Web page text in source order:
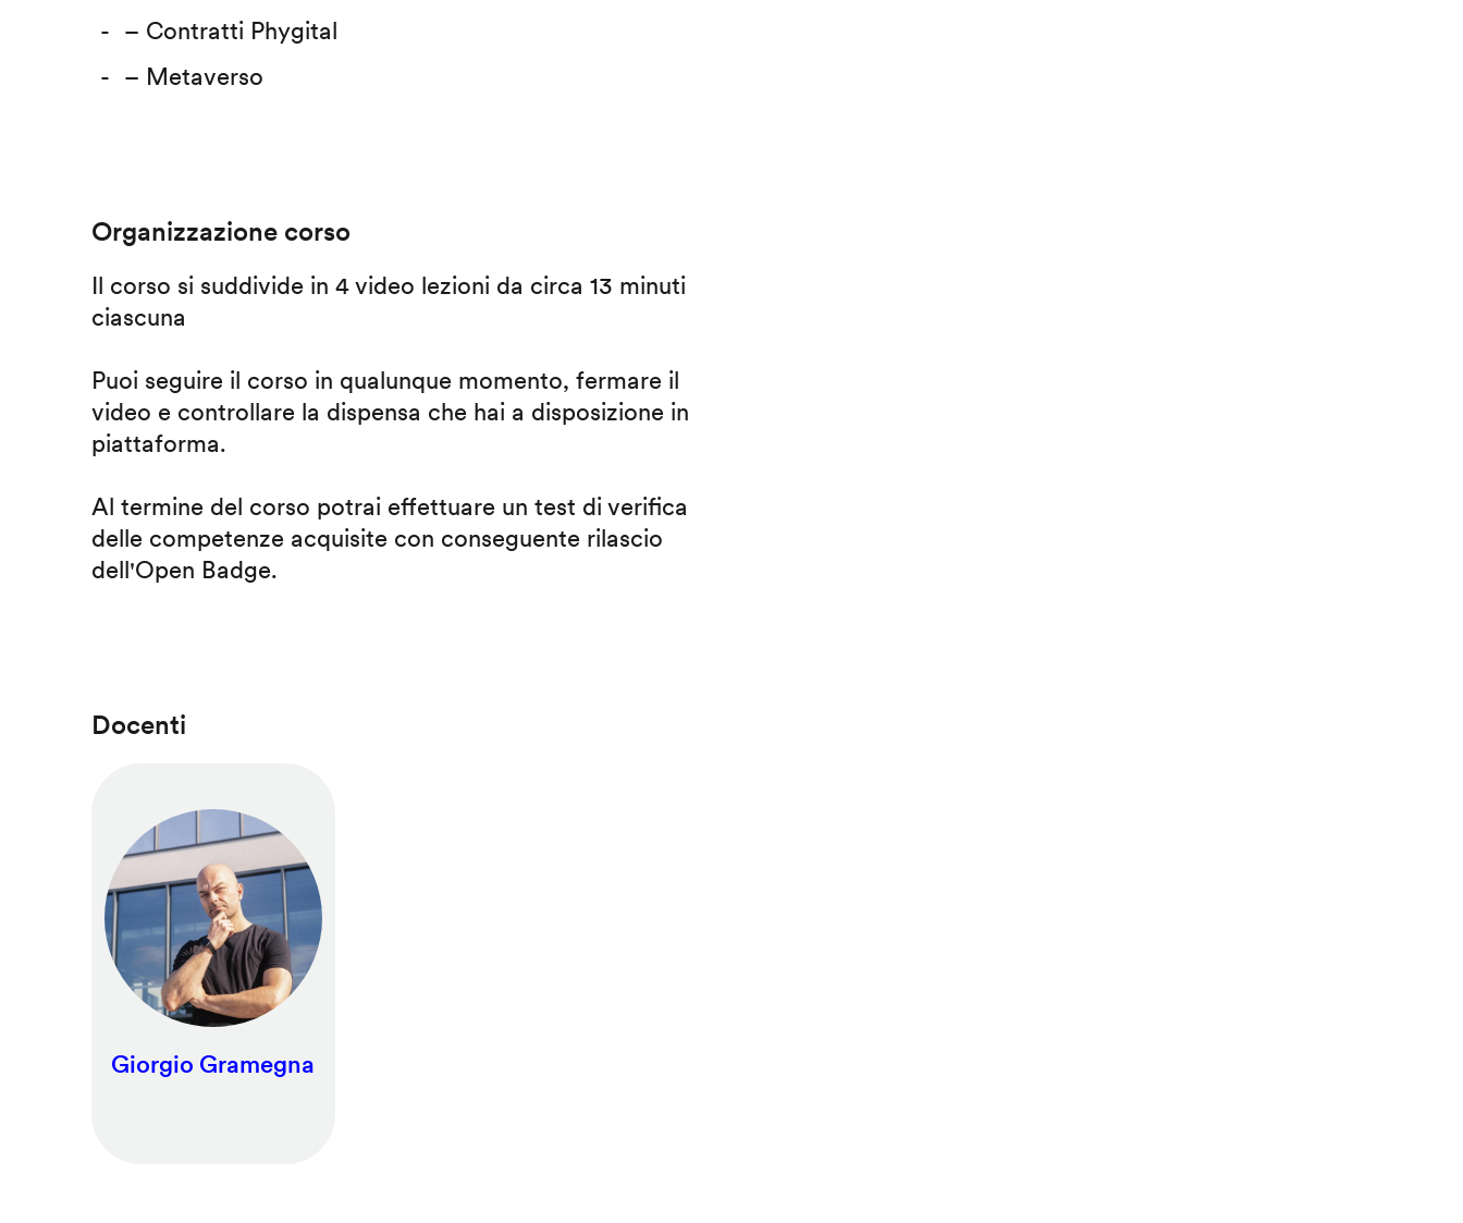
– Contratti Phygital
– Metaverso
Organizzazione corso
Il corso si suddivide in 4 video lezioni da circa 13 minuti
ciascuna
Puoi seguire il corso in qualunque momento, fermare il
video e controllare la dispensa che hai a disposizione in
piattaforma.
Al termine del corso potrai effettuare un test di verifica
delle competenze acquisite con conseguente rilascio
dell'Open Badge.
Docenti
Giorgio Gramegna